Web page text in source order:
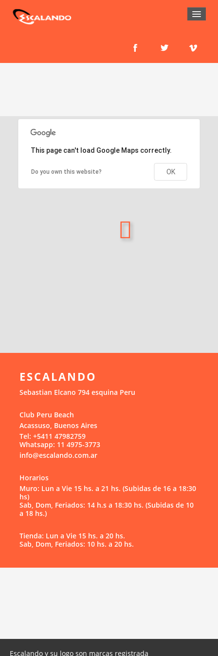
EL MURO
SALIDAS A LA ROCA
ESCUELITA
ACTIVIDADES
This page can't load Google Maps correctly.
Do you own this website? OK
ESCALANDO
Sebastian Elcano 794 esquina Peru
Club Peru Beach
Acassuso, Buenos Aires
Tel: +5411 47982759
Whatsapp: 11 4975-3773
info@escalando.com.ar
Horarios
Muro: Lun a Vie 15 hs. a 21 hs. (Subidas de 16 a 18:30
hs)
Sab, Dom, Feriados: 14 h.s a 18:30 hs. (Subidas de 10
a 18 hs.)
Tienda: Lun a Vie 15 hs. a 20 hs.
Sab, Dom, Feriados: 10 hs. a 20 hs.
Escalando y su logo son marcas registrada